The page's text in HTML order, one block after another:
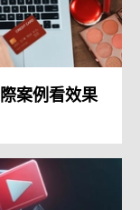
案例看效果